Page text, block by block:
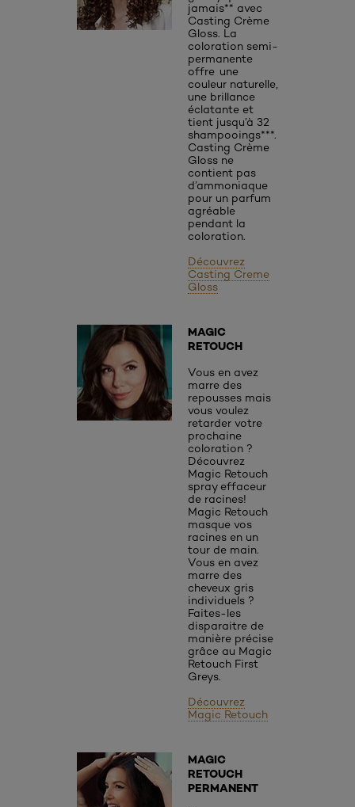
jamais** avec
Casting Crème
Gloss. La
coloration semi-
permanente
offre une
couleur naturelle,
une brillance
éclatante et
tient jusqu’à 32
shampooings***.
Casting Crème
Gloss ne
contient pas
d’ammoniaque
pour un parfum
agréable
pendant la
coloration.
Découvrez
Casting Creme
Gloss
MAGIC
RETOUCH
Vous en avez
marre des
repousses mais
vous voulez
retarder votre
prochaine
coloration ?
Découvrez
Magic Retouch
spray effaceur
de racines!
Magic Retouch
masque vos
racines en un
tour de main.
Vous en avez
marre des
cheveux gris
individuels ?
Faites-les
disparaitre de
manière précise
grâce au Magic
Retouch First
Greys.
Découvrez
Magic Retouch
MAGIC
RETOUCH
PERMANENT